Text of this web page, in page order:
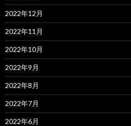
2022年12月
2022年11月
2022年10月
2022年9月
2022年8月
2022年7月
2022年6月